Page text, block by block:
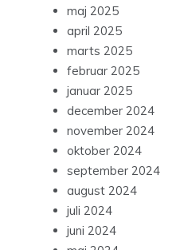
maj 2025
april 2025
marts 2025
februar 2025
januar 2025
december 2024
november 2024
oktober 2024
september 2024
august 2024
juli 2024
juni 2024